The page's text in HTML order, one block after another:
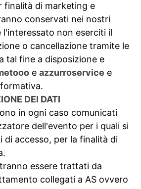
finalità di marketing e
conservati nei nostri
l'interessato non eserciti il
o cancellazione tramite le
tal fine a disposizione e
e azzurroservice e
DEI DATI
in ogni caso comunicati
dell'evento per i quali si
di accesso, per la finalità di
essere trattati da
collegati a AS ovvero